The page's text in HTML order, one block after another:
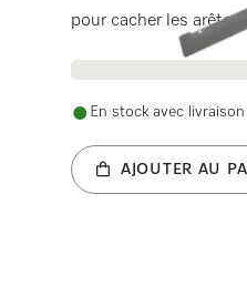
pour cacher les
En stock avec
AJOUTER AU